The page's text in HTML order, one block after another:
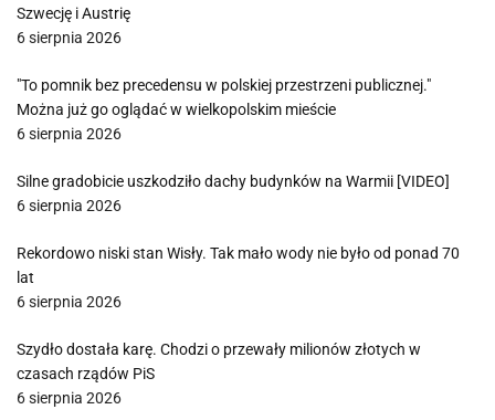
Szwecję i Austrię
6 sierpnia 2026
"To pomnik bez precedensu w polskiej przestrzeni publicznej."
Można już go oglądać w wielkopolskim mieście
6 sierpnia 2026
Silne gradobicie uszkodziło dachy budynków na Warmii [VIDEO]
6 sierpnia 2026
Rekordowo niski stan Wisły. Tak mało wody nie było od ponad 70
lat
6 sierpnia 2026
Szydło dostała karę. Chodzi o przewały milionów złotych w
czasach rządów PiS
6 sierpnia 2026